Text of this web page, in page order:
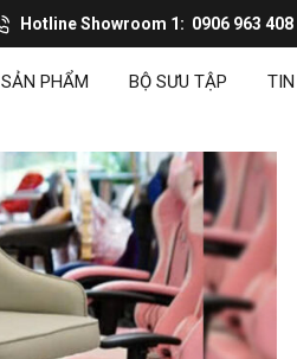
Hotline Showroom 1 0906 963 408
SẢN PHẨM BỘ SƯU TẬP